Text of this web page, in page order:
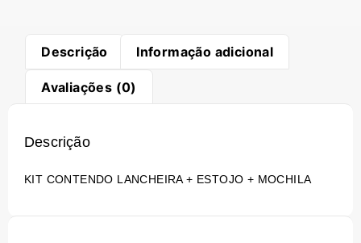
Descrição Informação adicional
Avaliações (0)
Descrição
KIT CONTENDO LANCHEIRA + ESTOJO + MOCHILA